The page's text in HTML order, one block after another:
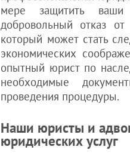
мере защитить
добровольный отказ от
который может стать
экономических
опытный юрист по
необходимые
проведения процедуры.
Наши юристы и
юридических услуг